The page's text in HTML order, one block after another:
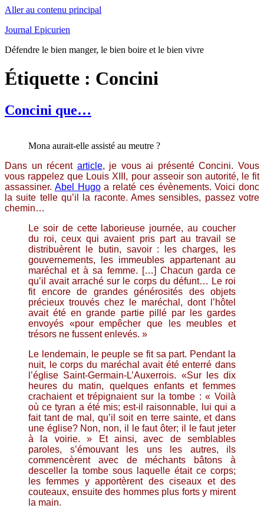
Aller au contenu principal
Journal Epicurien
Défendre le bien manger, le bien boire et le bien vivre
Étiquette : Concini
Concini que…
Mona aurait-elle assisté au meutre ?
Dans un récent article, je vous ai présenté Concini. Vous
vous rappelez que Louis XIII, pour asseoir son autorité, le fit
assassiner. Abel Hugoa relaté ces évènements. Voici donc
la suite telle qu’il la raconte. Ames sensibles, passez votre
chemin…
Le soir de cette laborieuse journée, au coucher
du roi, ceux qui avaient pris part au travail se
distribuèrent le butin, savoir : les charges, les
gouvernements, les immeubles appartenant au
maréchal et à sa femme. […] Chacun garda ce
qu’il avait arraché sur le corps du défunt… Le roi
fit encore de grandes générosités des objets
précieux trouvés chez le maréchal, dont l’hôtel
avait été en grande partie pillé par les gardes
envoyés «pour empêcher que les meubles et
trésors ne fussent enlevés. »
Le lendemain, le peuple se fit sa part. Pendant la
nuit, le corps du maréchal avait été enterré dans
l’église Saint-Germain-L’Auxerrois. «Sur les dix
heures du matin, quelques enfants et femmes
crachaient et trépignaient sur la tombe : « Voilà
où ce tyran a été mis; est-il raisonnable, lui qui a
fait tant de mal, qu’il soit en terre sainte, et dans
une église? Non, non, il le faut ôter; il le faut jeter
à la voirie. » Et ainsi, avec de semblables
paroles, s’émouvant les uns les autres, ils
commencèrent avec de méchants bâtons à
desceller la tombe sous laquelle était ce corps;
les femmes y apportèrent des ciseaux et des
couteaux, ensuite des hommes plus forts y mirent
la main.